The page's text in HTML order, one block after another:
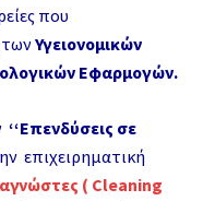
που
τωνΥγειονομικών
Εφαρμογών.
‘‘Επενδύσεις σε
επιχειρηματική
( Cleaning